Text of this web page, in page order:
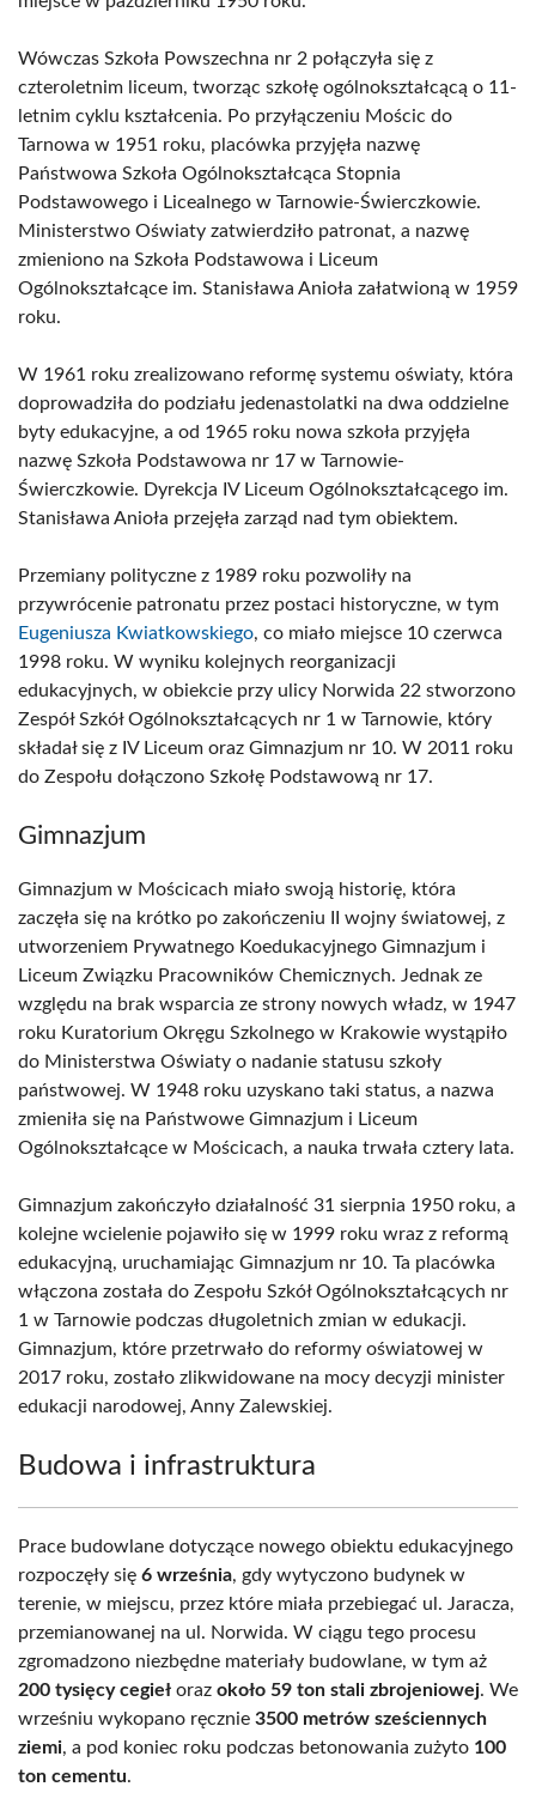
Wówczas Szkoła Powszechna nr 2 połączyła się z
czteroletnim liceum, tworząc szkołę ogólnokształcącą o 11-
letnim cyklu kształcenia. Po przyłączeniu Mościc do
Tarnowa w 1951 roku, placówka przyjęła nazwę
Państwowa Szkoła Ogólnokształcąca Stopnia
Podstawowego i Licealnego w Tarnowie-Świerczkowie.
Ministerstwo Oświaty zatwierdziło patronat, a nazwę
zmieniono na Szkoła Podstawowa i Liceum
Ogólnokształcące im. Stanisława Anioła załatwioną w 1959
roku.
W 1961 roku zrealizowano reformę systemu oświaty, która
doprowadziła do podziału jedenastolatki na dwa oddzielne
byty edukacyjne, a od 1965 roku nowa szkoła przyjęła
nazwę Szkoła Podstawowa nr 17 w Tarnowie-
Świerczkowie. Dyrekcja IV Liceum Ogólnokształcącego im.
Stanisława Anioła przejęła zarząd nad tym obiektem.
Przemiany polityczne z 1989 roku pozwoliły na
przywrócenie patronatu przez postaci historyczne, w tym
Eugeniusza Kwiatkowskiego, co miało miejsce 10 czerwca
1998 roku. W wyniku kolejnych reorganizacji
edukacyjnych, w obiekcie przy ulicy Norwida 22 stworzono
Zespół Szkół Ogólnokształcących nr 1 w Tarnowie, który
składał się z IV Liceum oraz Gimnazjum nr 10. W 2011 roku
do Zespołu dołączono Szkołę Podstawową nr 17.
Gimnazjum
Gimnazjum w Mościcach miało swoją historię, która
zaczęła się na krótko po zakończeniu II wojny światowej, z
utworzeniem Prywatnego Koedukacyjnego Gimnazjum i
Liceum Związku Pracowników Chemicznych. Jednak ze
względu na brak wsparcia ze strony nowych władz, w 1947
roku Kuratorium Okręgu Szkolnego w Krakowie wystąpiło
do Ministerstwa Oświaty o nadanie statusu szkoły
państwowej. W 1948 roku uzyskano taki status, a nazwa
zmieniła się na Państwowe Gimnazjum i Liceum
Ogólnokształcące w Mościcach, a nauka trwała cztery lata.
Gimnazjum zakończyło działalność 31 sierpnia 1950 roku, a
kolejne wcielenie pojawiło się w 1999 roku wraz z reformą
edukacyjną, uruchamiając Gimnazjum nr 10. Ta placówka
włączona została do Zespołu Szkół Ogólnokształcących nr
1 w Tarnowie podczas długoletnich zmian w edukacji.
Gimnazjum, które przetrwało do reformy oświatowej w
2017 roku, zostało zlikwidowane na mocy decyzji minister
edukacji narodowej, Anny Zalewskiej.
Budowa i infrastruktura
Prace budowlane dotyczące nowego obiektu edukacyjnego
rozpoczęły się 6 września, gdy wytyczono budynek w
terenie, w miejscu, przez które miała przebiegać ul. Jaracza,
przemianowanej na ul. Norwida. W ciągu tego procesu
zgromadzono niezbędne materiały budowlane, w tym aż
200 tysięcy cegieł oraz około 59 ton stali zbrojeniowej. We
wrześniu wykopano ręcznie 3500 metrów sześciennych
ziemi, a pod koniec roku podczas betonowania zużyto 100
ton cementu.